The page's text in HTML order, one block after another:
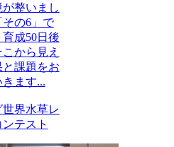
整いまし
の6」で
成50日後
から見え
課題をお
ます...
世界水草レ
テスト